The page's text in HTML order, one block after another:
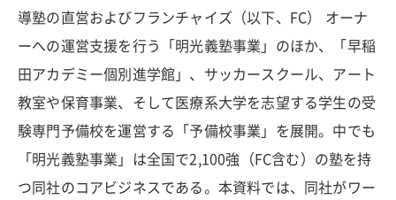
導塾の直営およびフランチャイズ（以下、FC） オーナ
ーへの運営支援を行う「明光義塾事業」のほか、「早稲
田アカデミー個別進学館」、サッカースクール、アート
教室や保育事業、そして医療系大学を志望する学生の受
験専門予備校を運営する「予備校事業」を展開。中でも
「明光義塾事業」は全国で2,100強（FC含む）の塾を持
つ同社のコアビジネスである。本資料では、同社がワー